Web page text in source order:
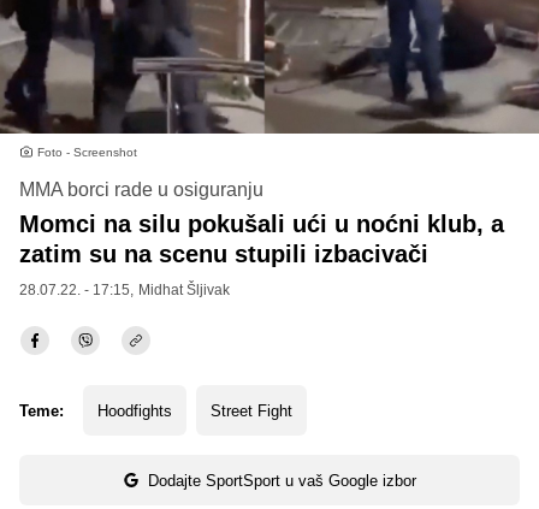
Foto - Screenshot
MMA borci rade u osiguranju
Momci na silu pokušali ući u noćni klub, a
zatim su na scenu stupili izbacivači
28.07.22. - 17:15, Midhat Šljivak
Teme: Hoodfights Street Fight
Dodajte SportSport u vaš Google izbor